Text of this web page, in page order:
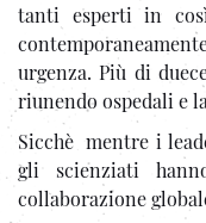
tanti esperti in
urgenza. Più di
riunendo ospedali e
Sicchè mentre i
gli scienziati
collaborazione